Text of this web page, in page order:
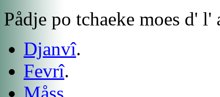
Pådje po tchaeke moes d' l'
Djanvî.
Fevrî.